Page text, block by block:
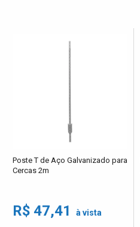
Poste T de Aço Galvanizado para
Cercas 2m
R$ 47,41 à vista